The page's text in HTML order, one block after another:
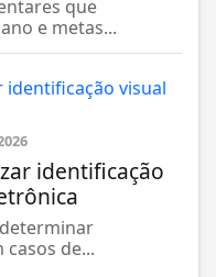
que
e metas...
identificação
de...